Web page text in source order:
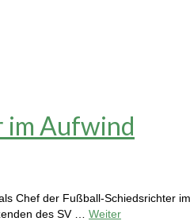
im Aufwind
Chef der Fußball-Schiedsrichter
des SV … Weiter